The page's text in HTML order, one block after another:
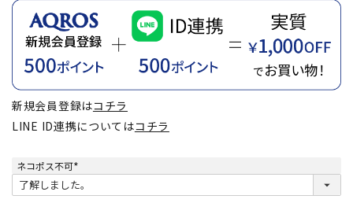
新規会員登録はコチラ
LINE ID連携についてはコチラ
ネコポス不可
(
必
須